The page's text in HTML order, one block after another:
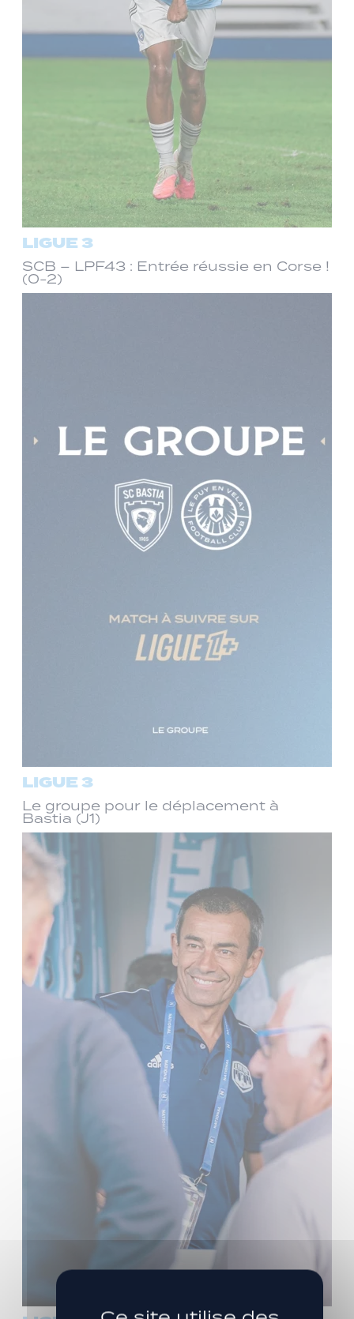
LIGUE 3
SCB – LPF43 : Entrée réussie en Corse !
(0-2)
LIGUE 3
Le groupe pour le déplacement à
Bastia (J1)